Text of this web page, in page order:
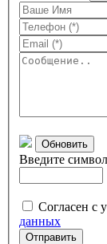
Обновить
Введите
Согласен с
данных
Отправить